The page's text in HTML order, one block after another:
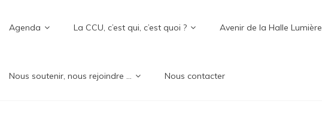
Agenda La CCU, c’est qui, c’est quoi ? Avenir de la Halle Lumière
Nous soutenir, nous rejoindre … Nous contacter